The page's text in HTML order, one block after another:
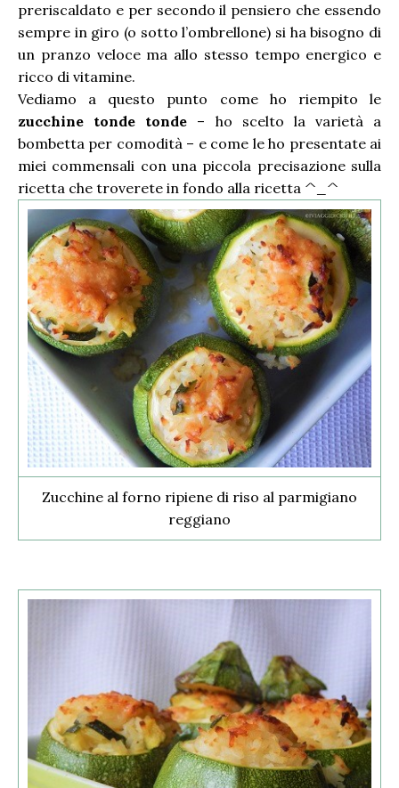
preriscaldato e per secondo il pensiero che essendo
sempre in giro (o sotto l’ombrellone) si ha bisogno di
un pranzo veloce ma allo stesso tempo energico e
ricco di vitamine.
Vediamo a questo punto come ho riempito le
zucchine tonde tonde – ho scelto la varietà a
bombetta per comodità – e come le ho presentate ai
miei commensali con una piccola precisazione sulla
ricetta che troverete in fondo alla ricetta ^_^
Zucchine al forno ripiene di riso al parmigiano
reggiano